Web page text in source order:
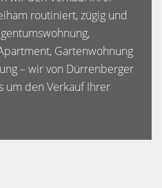
routiniert, zügig und
Gartenwohnung
– wir von Dürrenberger
um den Verkauf Ihrer